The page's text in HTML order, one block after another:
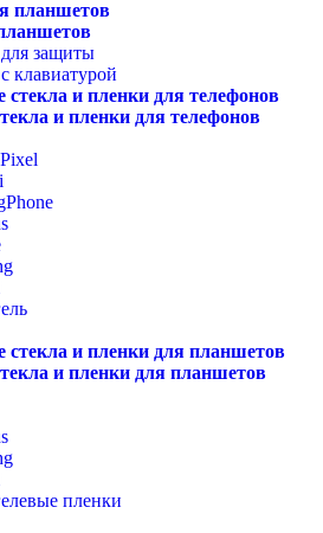
защиты
клавиатурой
и пленки для телефонов
и пленки для планшетов
пленки